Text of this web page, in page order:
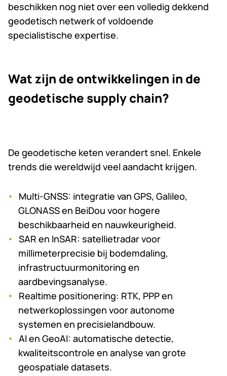
beschikken nog niet over een volledig dekkend
geodetisch netwerk of voldoende
specialistische expertise.
Wat zijn de ontwikkelingen in de
geodetische supply chain?
De geodetische keten verandert snel. Enkele
trends die wereldwijd veel aandacht krijgen.
Multi-GNSS: integratie van GPS, Galileo,
GLONASS en BeiDou voor hogere
beschikbaarheid en nauwkeurigheid.
SAR en InSAR: satellietradar voor
millimeterprecisie bij bodemdaling,
infrastructuurmonitoring en
aardbevingsanalyse.
Realtime positionering: RTK, PPP en
netwerkoplossingen voor autonome
systemen en precisielandbouw.
AI en GeoAI: automatische detectie,
kwaliteitscontrole en analyse van grote
geospatiale datasets.